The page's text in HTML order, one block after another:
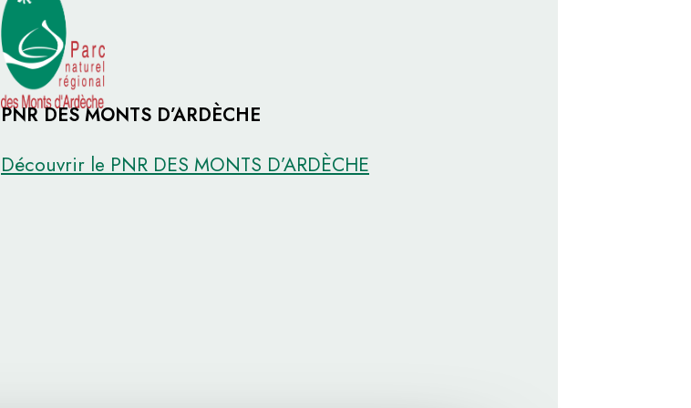
PNR DES MONTS D’ARDÈCHE
Découvrir le PNR DES MONTS D’ARDÈCHE